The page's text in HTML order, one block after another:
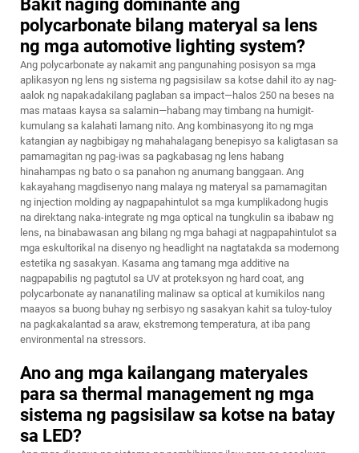
Bakit naging dominante ang
polycarbonate bilang materyal sa lens
ng mga automotive lighting system?
Ang polycarbonate ay nakamit ang pangunahing posisyon sa mga
aplikasyon ng lens ng sistema ng pagsisilaw sa kotse dahil ito ay nag-
aalok ng napakadakilang paglaban sa impact—halos 250 na beses na
mas mataas kaysa sa salamin—habang may timbang na humigit-
kumulang sa kalahati lamang nito. Ang kombinasyong ito ng mga
katangian ay nagbibigay ng mahahalagang benepisyo sa kaligtasan sa
pamamagitan ng pag-iwas sa pagkabasag ng lens habang
hinahampas ng bato o sa panahon ng anumang banggaan. Ang
kakayahang magdisenyo nang malaya ng materyal sa pamamagitan
ng injection molding ay nagpapahintulot sa mga kumplikadong hugis
na direktang naka-integrate ng mga optical na tungkulin sa ibabaw ng
lens, na binabawasan ang bilang ng mga bahagi at nagpapahintulot sa
mga eskultorikal na disenyo ng headlight na nagtatakda sa modernong
estetika ng sasakyan. Kasama ang tamang mga additive na
nagpapabilis ng pagtutol sa UV at proteksyon ng hard coat, ang
polycarbonate ay nananatiling malinaw sa optical at kumikilos nang
maayos sa buong buhay ng serbisyo ng sasakyan kahit sa tuloy-tuloy
na pagkakalantad sa araw, ekstremong temperatura, at iba pang
environmental na stressors.
Ano ang mga kailangang materyales
para sa thermal management ng mga
sistema ng pagsisilaw sa kotse na batay
sa LED?